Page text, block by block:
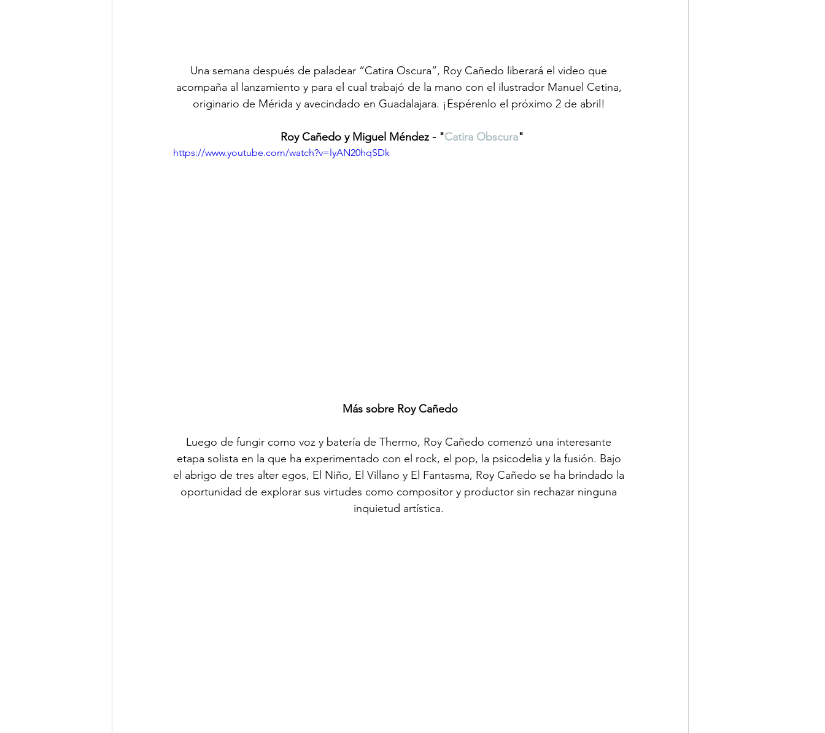
Una semana después de paladear “Catira Oscura”, Roy Cañedo liberará el video que
acompaña al lanzamiento y para el cual trabajó de la mano con el ilustrador Manuel Cetina,
originario de Mérida y avecindado en Guadalajara. ¡Espérenlo el próximo 2 de abril!
Roy Cañedo y Miguel Méndez - "Catira Obscura"
https://www.youtube.com/watch?v=lyAN20hqSDk
Más sobre Roy Cañedo
Luego de fungir como voz y batería de Thermo, Roy Cañedo comenzó una interesante
etapa solista en la que ha experimentado con el rock, el pop, la psicodelia y la fusión. Bajo
el abrigo de tres alter egos, El Niño, El Villano y El Fantasma, Roy Cañedo se ha brindado la
oportunidad de explorar sus virtudes como compositor y productor sin rechazar ninguna
inquietud artística.